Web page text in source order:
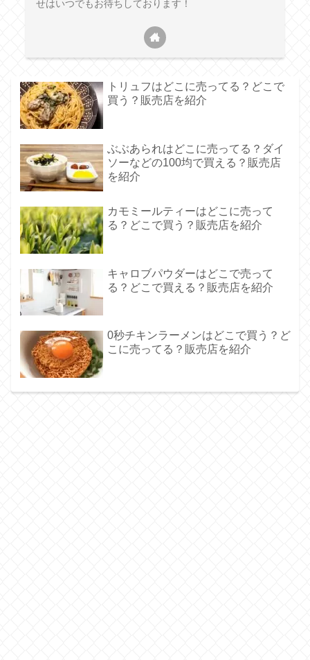
せはいつでもお待ちしております！
トリュフはどこに売ってる？どこで
買う？販売店を紹介
ぶぶあられはどこに売ってる？ダイ
ソーなどの100均で買える？販売店
を紹介
カモミールティーはどこに売って
る？どこで買う？販売店を紹介
キャロブパウダーはどこで売って
る？どこで買える？販売店を紹介
0秒チキンラーメンはどこで買う？ど
こに売ってる？販売店を紹介